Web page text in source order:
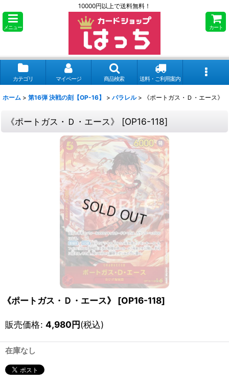
10000円以上で送料無料！
メニュー カート
カテゴリ マイページ 商品検索 送料・ご利用案内
ホーム > 第16弾 決戦の刻【OP-16】 > パラレル > 《ポートガス・Ｄ・エース》
《ポートガス・Ｄ・エース》 [OP16-118]
《ポートガス・Ｄ・エース》 [OP16-118]
販売価格: 4,980円(税込)
在庫なし